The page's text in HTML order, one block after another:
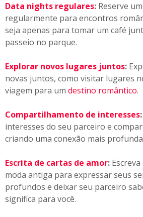
Data nights regulares: Reserve
regularmente para encontros
seja apenas para tomar um café
passeio no parque.
Explorar novos lugares juntos:
novas juntos, como visitar lugares
viagem para um destino romântico.
Compartilhamento de interesses:
interesses do seu parceiro e
criando uma conexão mais
Escrita de cartas de amor:
moda antiga para expressar seus
profundos e deixar seu parceiro
significa para você.